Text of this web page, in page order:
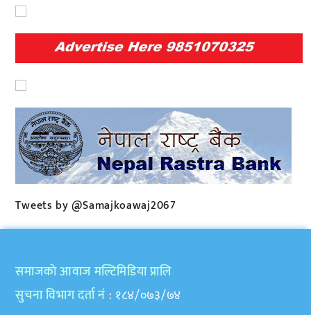
Tweets by @Samajkoawaj2067
समाजकाे आवाज मल्टिमिडिया प्रालि
सुचना विभाग दर्ता नं : १८४/०७३/७४